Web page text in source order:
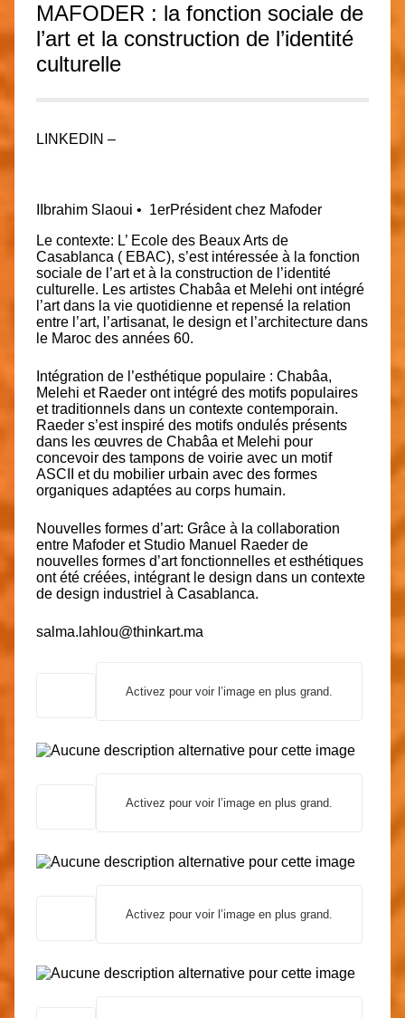
MAFODER : la fonction sociale de
l’art et la construction de l’identité
culturelle
LINKEDIN –
Ibrahim Slaoui • 1erPrésident chez Mafoder
Le contexte: L’ Ecole des Beaux Arts de
Casablanca ( EBAC), s’est intéressée à la fonction
sociale de l’art et à la construction de l’identité
culturelle. Les artistes Chabâa et Melehi ont intégré
l’art dans la vie quotidienne et repensé la relation
entre l’art, l’artisanat, le design et l’architecture dans
le Maroc des années 60.
Intégration de l’esthétique populaire : Chabâa,
Melehi et Raeder ont intégré des motifs populaires
et traditionnels dans un contexte contemporain.
Raeder s’est inspiré des motifs ondulés présents
dans les œuvres de Chabâa et Melehi pour
concevoir des tampons de voirie avec un motif
ASCII et du mobilier urbain avec des formes
organiques adaptées au corps humain.
Nouvelles formes d’art: Grâce à la collaboration
entre Mafoder et Studio Manuel Raeder de
nouvelles formes d’art fonctionnelles et esthétiques
ont été créées, intégrant le design dans un contexte
de design industriel à Casablanca.
salma.lahlou@thinkart.ma
Activez pour voir l’image en plus grand.
Activez pour voir l’image en plus grand.
Activez pour voir l’image en plus grand.